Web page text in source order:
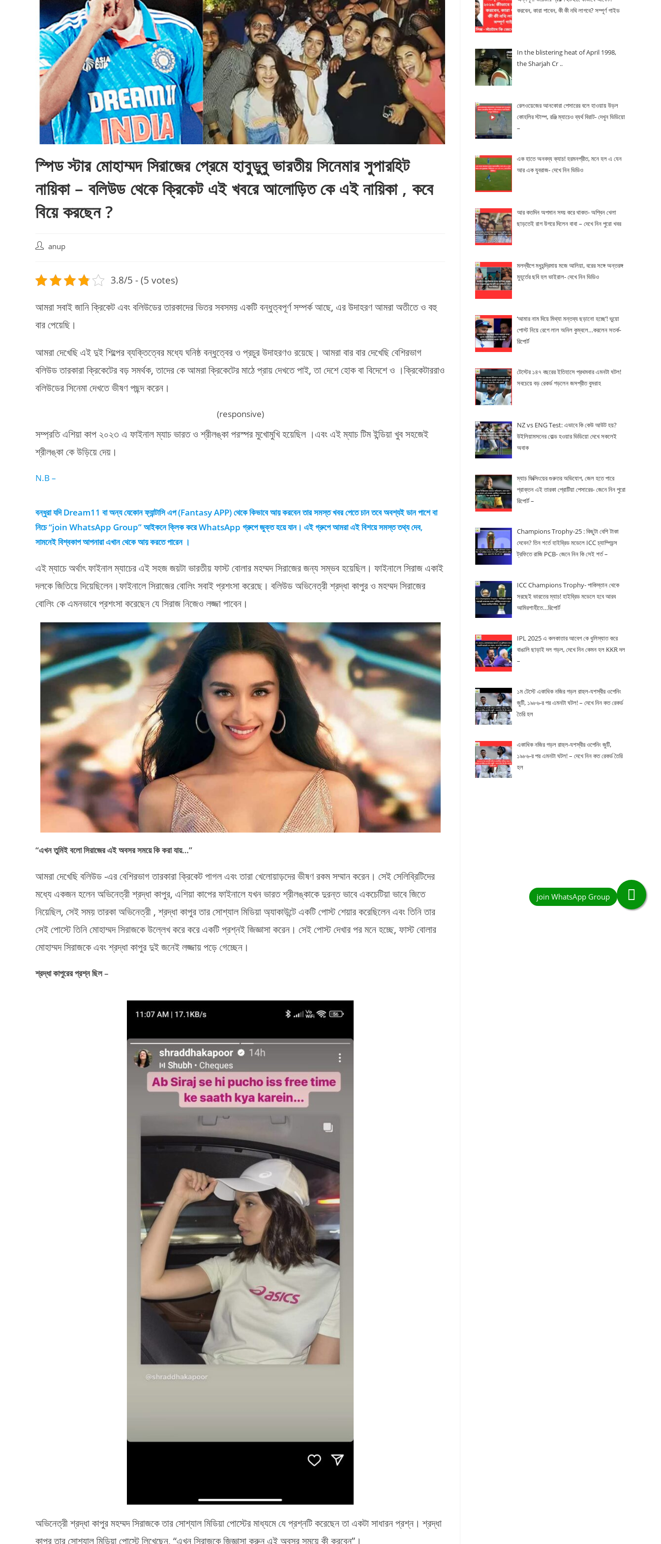
স্পিড স্টার মোহাম্মদ সিরাজের প্রেমে হাবুডুবু ভারতীয় সিনেমার সুপারহিট
নায়িকা – বলিউড থেকে ক্রিকেট এই খবরে আলোড়িত কে এই নায়িকা , কবে
বিয়ে করছেন ?
Postanup
3.8/5 - (5 votes)
আমরা সবাই জানি ক্রিকেট এবং বলিউডের তারকাদের ভিতর সবসময় একটি বন্ধুত্বপূর্ণ সম্পর্ক আছে, এর উদাহরণ আমরা অতীতে ও বহু
বার পেয়েছি।
আমরা দেখেছি এই দুই শিল্পের ব্যক্তিত্বের মধ্যে ঘনিষ্ঠ বন্ধুত্বের ও প্রচুর উদাহরণও রয়েছে। আমরা বার বার দেখেছি বেশিরভাগ
বলিউড তারকারা ক্রিকেটের বড় সমর্থক, তাদের কে আমরা ক্রিকেটের মাঠে প্রায় দেখতে পাই, তা দেশে হোক বা বিদেশে ও ।ক্রিকেটাররাও
বলিউডের সিনেমা দেখতে ভীষণ পছন্দ করেন।
(responsive)
সম্প্রতি এশিয়া কাপ ২০২৩ এ ফাইনাল ম্যাচ ভারত ও শ্রীলঙ্কা পরস্পর মুখোমুখি হয়েছিল ।এবং এই ম্যাচ টিম ইন্ডিয়া খুব সহজেই
শ্রীলঙ্কা কে উড়িয়ে দেয়।
N.B –
বন্ধুরা যদি Dream11 বা অন্য যেকোন ফ্যান্টাসি এপ (Fantasy APP) থেকে কিভাবে আয় করবেন তার সমস্ত খবর পেতে চান তবে অবশ্যই ডান পাশে বা
নিচে “join WhatsApp Group” আইকনে ক্লিক করে WhatsApp গ্রুপে জুক্ত হয়ে যান। এই গ্রুপে আমরা এই বিশয়ে সমস্ত তথ্য দেব,
সামনেই বিশ্বকাপ আপনারা এখান থেকে আয় করতে পারেন ।
এই ম্যাচে অর্থাৎ ফাইনাল ম্যাচের এই সহজ জয়টা ভারতীয় ফাস্ট বোলার মহম্মদ সিরাজের জন্য সম্ভব হয়েছিল। ফাইনালে সিরাজ একাই
দলকে জিতিয়ে দিয়েছিলেন।ফাইনালে সিরাজের বোলিং সবাই প্রশংসা করেছে। বলিউড অভিনেত্রী শ্রদ্ধা কাপুর ও মহম্মদ সিরাজের
বোলিং কে এমনভাবে প্রশংসা করেছেন যে সিরাজ নিজেও লজ্জা পাবেন।
“এখন তুমিই বলো সিরাজের এই অবসর সময়ে কি করা যায়…”
আমরা দেখেছি বলিউড -এর বেশিরভাগ তারকারা ক্রিকেট পাগল এবং তারা খেলোয়াড়দের ভীষণ রকম সম্মান করেন। সেই সেলিব্রিটিদের
মধ্যে একজন হলেন অভিনেত্রী শ্রদ্ধা কাপুর, এশিয়া কাপের ফাইনালে যখন ভারত শ্রীলঙ্কাকে দুরন্ত ভাবে একচেটিয়া ভাবে জিতে
নিয়েছিল, সেই সময় তারকা অভিনেত্রী , শ্রদ্ধা কাপুর তার সোশ্যাল মিডিয়া অ্যাকাউন্টে একটি পোস্ট শেয়ার করেছিলেন এবং তিনি তার
সেই পোস্টে তিনি মোহাম্মদ সিরাজকে উল্লেখ করে করে একটি প্রশ্নই জিজ্ঞাসা করেন। সেই পোস্ট দেখার পর মনে হচ্ছে, ফাস্ট বোলার
মোহাম্মদ সিরাজকে এবং শ্রদ্ধা কাপুর দুই জনেই লজ্জায় পড়ে গেচ্ছেন।
শ্রদ্ধা কাপুরের প্রশ্ন ছিল –
অভিনেত্রী শ্রদ্ধা কাপুর মহম্মদ সিরাজকে তার সোশ্যাল মিডিয়া পোস্টের মাধ্যমে যে প্রশ্নটি করেছেন তা একটা সাধারন প্রশ্ন। শ্রদ্ধা
কাপুর তার সোশ্যাল মিডিয়া পোস্টে লিখেছেন, “এখন সিরাজকে জিজ্ঞাসা করুন এই অবসর সময়ে কী করবেন”।
করবেন, কারা পাবেন, কী কী নথি লাগবে? সম্পূর্ণ গাইড
In the blistering heat of April 1998,
the Sharjah Cr ..
রেলওয়েজের আনকোরা পেসারের বলে হাওয়ায় উড়ল
কোহলির স্টাম্প, রঞ্জি ম্যাচেও ব্যর্থ বিরাট- দেখুন ভিডিয়ো
–
এক হাতে অনবদ্য ক্যাচ! হরমনপ্রীত, মনে হল এ যেন
আর এক যুবরাজ- দেখে নিন ভিডিও
আর কতদিন অপমান সহ্য় করে থাকত- অশ্বিন খেলা
ছাড়তেই রাগ উগরে দিলেন বাবা – দেখে নিন পুরো খবর
মলদ্বীপে মধুচন্দ্রিমায় মজে আলিয়া, বরের সঙ্গে অন্তরঙ্গ
মুহূর্তের ছবি হল ভাইরাল- দেখে নিন ভিডিও
‘আমার নাম দিয়ে মিথ্যা মন্তব্য ছড়ানো হচ্ছে’! ভুয়ো
পোস্ট নিয়ে রেগে লাল অনিল কুম্বলে…করলেন সতর্ক-
রিপোর্ট
টেস্টের ১৪৭ বছরের ইতিহাসে প্রথমবার এমনটা ঘটল!
সবচেয়ে বড় রেকর্ড গড়লেন জসপ্রীত বুমরাহ
NZ vs ENG Test: এভাবে কি কেউ আউট হয়?
উইলিয়ামসনের বোল্ড হওয়ার ভিডিয়ো দেখে সকলেই
অবাক
ম্যাচ ফিক্সিংয়ের গুরুতর অভিযোগ, জেল হতে পারে
প্রাক্তন এই তারকা প্রোটিয়া পেসারের- জেনে নিন পুরো
রিপোর্ট –
Champions Trophy-25 : কিছুটা বেশি টাকা
দেবেন? তিন শর্তে হাইব্রিড মডেলে ICC চ্যাম্পিয়ন্স
ট্রফিতে রাজি PCB- জেনে নিন কি সেই শর্ত –
ICC Champions Trophy- পাকিস্তান থেকে
সরছেই ভারতের ম্যাচ! হাইব্রিড মডেলে হবে আরব
আমিরশাহীতে…রিপোর্ট
IPL 2025 এ কলকাতার আবেগ কে ধুলিস্যাত করে
বাঙালি ছাড়াই দল গড়ল, দেখে নিন কেমন হল KKR দল
–
১ম টেস্টে একাধিক নজির গড়ল রাহুল-যশস্বীর ওপেনিং
জুটি, ১৯৮৬-র পর এমনটা ঘটল! – দেখে নিন কত রেকর্ড
তৈরি হল
একাধিক নজির গড়ল রাহুল-যশস্বীর ওপেনিং জুটি,
১৯৮৬-র পর এমনটা ঘটল! – দেখে নিন কত রেকর্ড তৈরি
হল